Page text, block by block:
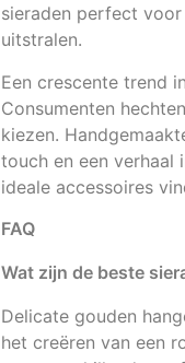
sieraden perfect
uitstralen.
Een crescente trend
Consumenten
kiezen.
touch en een verhaal
ideale accessoires
FAQ
Wat zijn de beste
Delicate gouden
het creëren van een